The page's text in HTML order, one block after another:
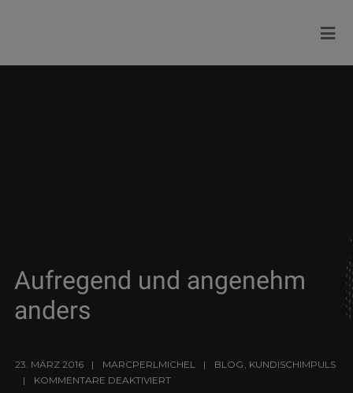
Aufregend und angenehm
anders
23. MÄRZ 2016 MARCPERLMICHEL BLOG , KUNDISCHIMPULS
KOMMENTARE DEAKTIVIERT